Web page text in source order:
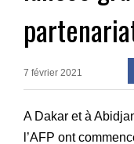
7 février 2021
A Dakar et à
l’AFP ont